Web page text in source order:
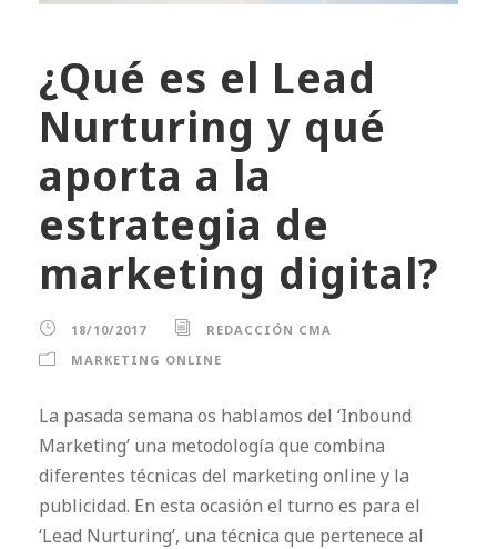
¿Qué es el Lead
Nurturing y qué
aporta a la
estrategia de
marketing digital?
18/10/2017
REDACCIÓN CMA
MARKETING ONLINE
La pasada semana os hablamos del ‘Inbound
Marketing’ una metodología que combina
diferentes técnicas del marketing online y la
publicidad. En esta ocasión el turno es para el
‘Lead Nurturing’, una técnica que pertenece al